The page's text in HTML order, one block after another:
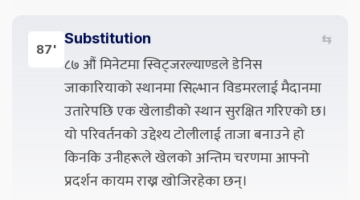
87'
Substitution ⇆
८७ औं मिनेटमा स्विट्जरल्याण्डले डेनिस
जाकारियाको स्थानमा सिल्भान विडमरलाई मैदानमा
उतारेपछि एक खेलाडीको स्थान सुरक्षित गरिएको छ।
यो परिवर्तनको उद्देश्य टोलीलाई ताजा बनाउने हो
किनकि उनीहरूले खेलको अन्तिम चरणमा आफ्नो
प्रदर्शन कायम राख्न खोजिरहेका छन्।